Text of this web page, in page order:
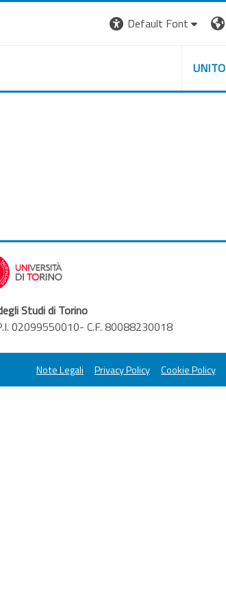
Default Font
UNITO
Studi di Torino
02099550010- C.F. 80088230018
Note Legali Privacy Policy Cookie Policy